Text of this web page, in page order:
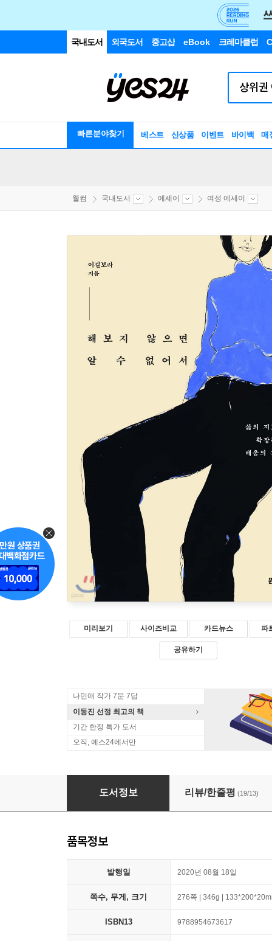
국내도서 외국도서 중고샵 eBook 크레마클럽
빠른분야찾기 베스트 신상품 이벤트 바이백 매
웰컴 국내도서 에세이 여성 에세이
미리보기 사이즈비교 카드뉴스 파
공유하기
나민애 작가 7문 7답
이동진 선정 최고의 책
기간 한정 특가 도서
오직, 예스24에서만
해보지 않으면 알 수 없어서
도서정보 리뷰/한줄평 (19/13)
품목정보
발행일 2020년 08월 18일
쪽수, 무게, 크기 276쪽 | 346g |
ISBN13 9788954673617